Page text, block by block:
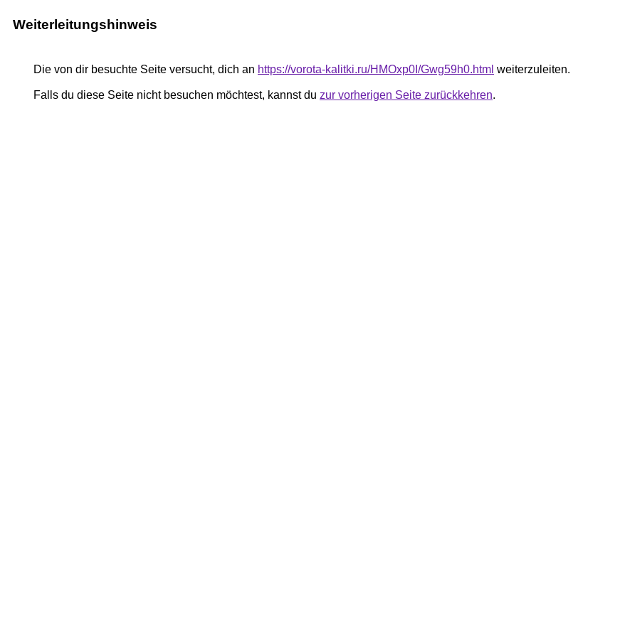
Weiterleitungshinweis
Die von dir besuchte Seite versucht, dich an https://vorota-kalitki.ru/HMOxp0I/Gwg59h0.html weiterzuleiten.
Falls du diese Seite nicht besuchen möchtest, kannst du zur vorherigen Seite zurückkehren.